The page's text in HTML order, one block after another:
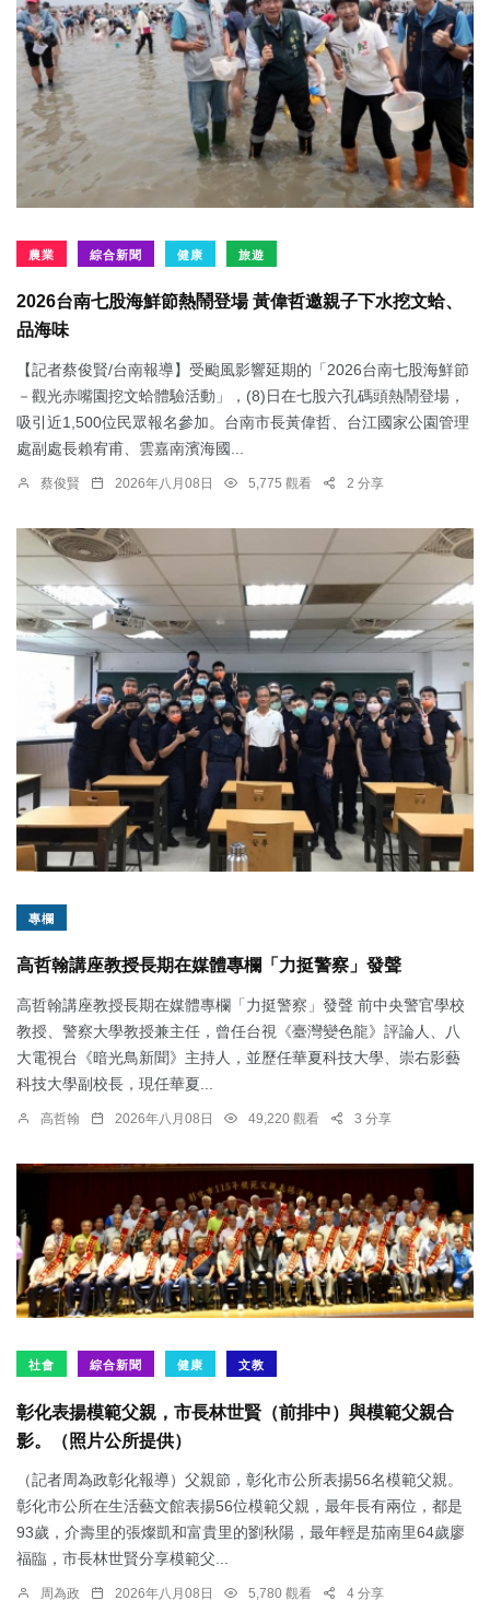
農業 綜合新聞 健康 旅遊
2026台南七股海鮮節熱鬧登場 黃偉哲邀親子下水挖文蛤、
品海味
【記者蔡俊賢/台南報導】受颱風影響延期的「2026台南七股海鮮節
－觀光赤嘴園挖文蛤體驗活動」，(8)日在七股六孔碼頭熱鬧登場，
吸引近1,500位民眾報名參加。台南市長黃偉哲、台江國家公園管理
處副處長賴宥甫、雲嘉南濱海國...
蔡俊賢 2026年八月08日 5,775 觀看 2 分享
專欄
高哲翰講座教授長期在媒體專欄「力挺警察」發聲
高哲翰講座教授長期在媒體專欄「力挺警察」發聲 前中央警官學校
教授、警察大學教授兼主任，曾任台視《臺灣變色龍》評論人、八
大電視台《暗光鳥新聞》主持人，並歷任華夏科技大學、崇右影藝
科技大學副校長，現任華夏...
高哲翰 2026年八月08日 49,220 觀看 3 分享
社會 綜合新聞 健康 文教
彰化表揚模範父親，市長林世賢（前排中）與模範父親合
影。（照片公所提供）
（記者周為政彰化報導）父親節，彰化市公所表揚56名模範父親。
彰化市公所在生活藝文館表揚56位模範父親，最年長有兩位，都是
93歲，介壽里的張燦凱和富貴里的劉秋陽，最年輕是茄南里64歲廖
福臨，市長林世賢分享模範父...
周為政 2026年八月08日 5,780 觀看 4 分享